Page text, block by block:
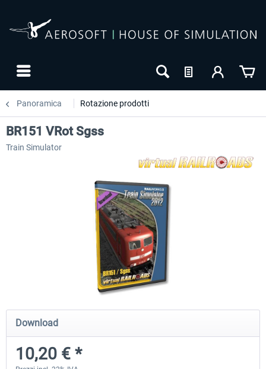
Panoramica Rotazione prodotti
ICE 4 (Class 412)
35,83 € *
Stadler Flirt 3
BR151 VRot Sgss
Train Simulator
Download
10,20 € *